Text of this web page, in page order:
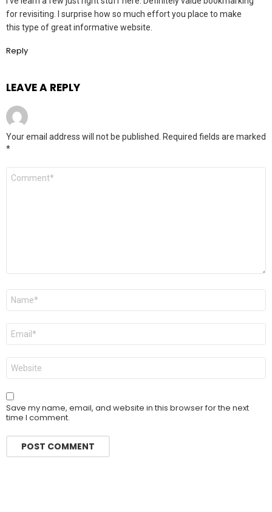
for revisiting. I surprise how so much effort you place to make
this type of great informative website.
Reply
LEAVE A REPLY
Your email address will not be published.
Required fields are marked
*
Comment
Name
Email
Website
Save my name, email, and website in this browser for the next
time I comment.